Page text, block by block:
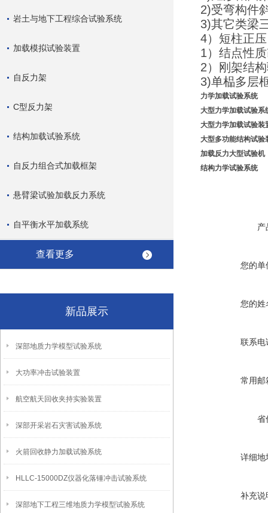
岩土与地下工程综合试验系统
加载模拟试验装置
自反力架
C型反力架
结构加载试验系统
自反力组合式加载框架
悬臂梁试验加载反力系统
自平衡水平加载系统
查看更多
新品展示
深部地质力学模型试验系统
大功率冲击试验装置
航空航天回收夹持实验装置
深部开采岩石灾害试验系统
火箭回收静力加载试验系统
HLLC-15000DZ仪器化落锤冲击试验系统
深部地下工程三维地质力学模型试验系统
2)受弯构件
3)其它类梁
4）短柱正
1）结点性
2）刚架结
3)单榀多层
力学加载试验系统
大型力学加载试验系
大型力学加载试验装
大型多功能结构试验
加载反力大型试验机
结构力学试验系统
产
您的单
您的姓
联系电
常用邮
省
详细地
补充说